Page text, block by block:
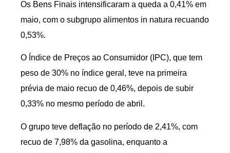
Os Bens Finais intensificaram a queda a 0,41% em
maio, com o subgrupo alimentos in natura recuando
0,53%.
O Índice de Preços ao Consumidor (IPC), que tem
peso de 30% no índice geral, teve na primeira
prévia de maio recuo de 0,46%, depois de subir
0,33% no mesmo período de abril.
O grupo teve deflação no período de 2,41%, com
recuo de 7,98% da gasolina, enquanto a